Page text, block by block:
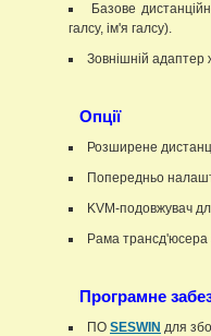
Базове
галсу, ім'я галсу).
Зовнішній адаптер
Опції
Розширене
Попередньо
KVM-подовжувач
Рама трансд'юсера
Програмне
ПО SESWIN для